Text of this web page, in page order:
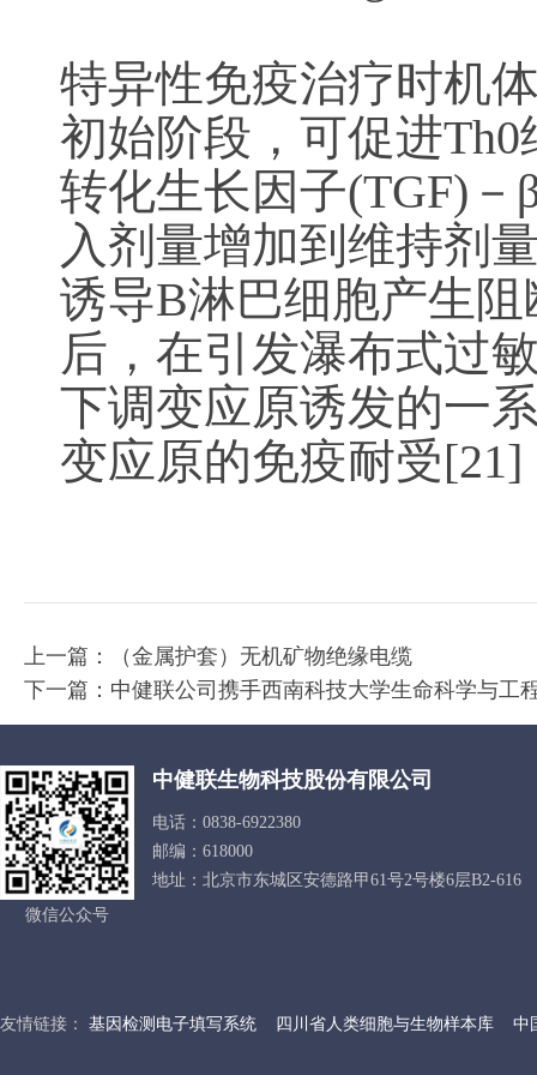
特异性免疫治疗时机
初始阶段，可促进
转化生长因子(TGF)
入剂量增加到维持剂
诱导B淋巴细胞产生
后，在引发瀑布式过
下调变应原诱发的一
变应原的免疫耐受
上一篇：
（金属护套）无机矿物绝缘电缆
下一篇： 中健联公司携手西南科技大学生命科学与工
微信公众号
中健联生物科技股份有限公司
电话：0838-6922380
邮编：618000
地址：北京市东城区安德路甲61号2号楼6层B2-616
友情链接： 基因检测电子填写系统 四川省人类细胞与生物样本库 中